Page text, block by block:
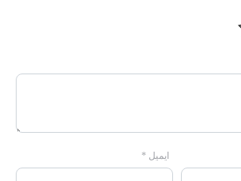
ایمیل *